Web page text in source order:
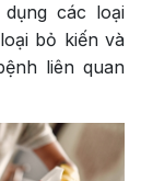
các loại
bỏ kiến và
liên quan